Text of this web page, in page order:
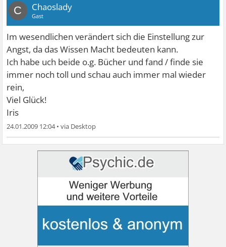
C Chaoslady
Gast
Im wesendlichen verändert sich die Einstellung zur
Angst, da das Wissen Macht bedeuten kann.
Ich habe uch beide o.g. Bücher und fand / finde sie
immer noch toll und schau auch immer mal wieder
rein,
Viel Glück!
Iris
24.01.2009 12:04•